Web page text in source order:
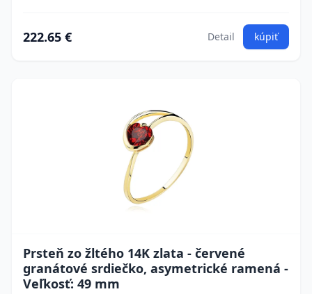
222.65 € Detail kúpiť
Prsteň zo žltého 14K zlata - červené
granátové srdiečko, asymetrické ramená -
Veľkosť: 49 mm